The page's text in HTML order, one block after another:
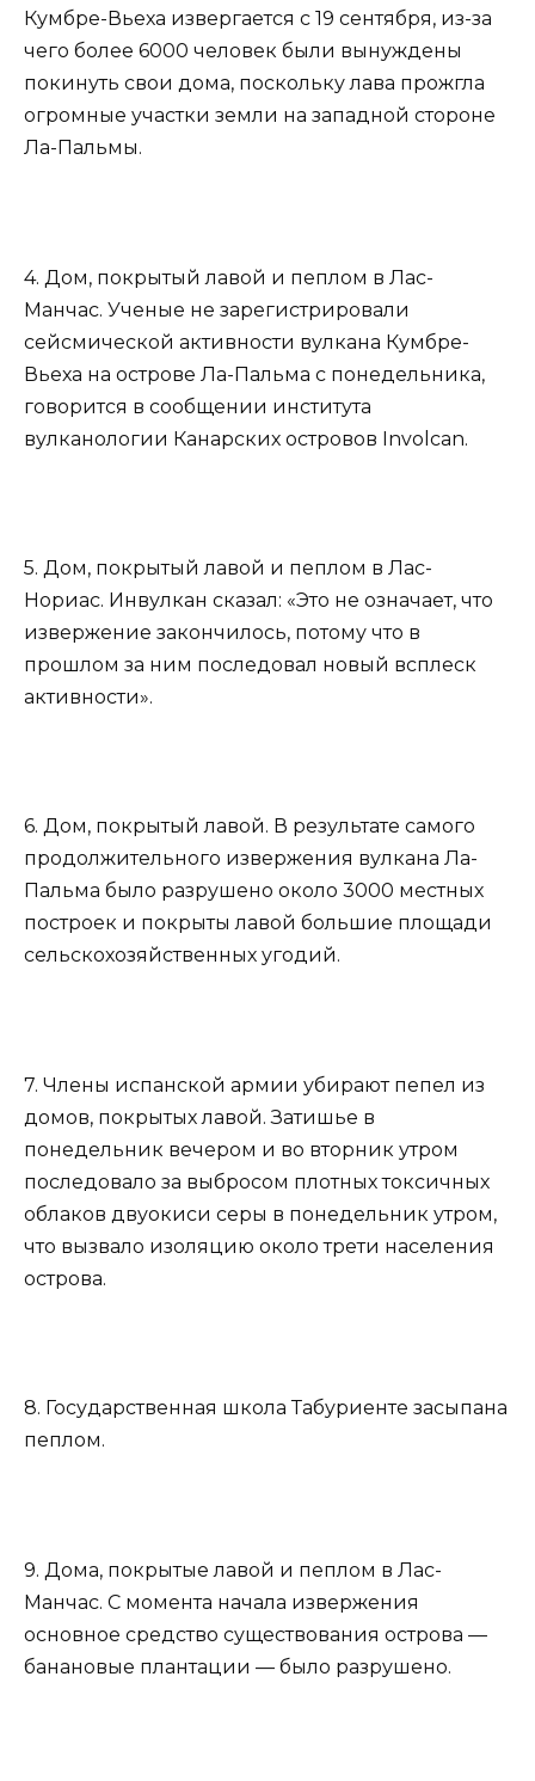
Кумбре-Вьеха извергается с 19 сентября, из-за
чего более 6000 человек были вынуждены
покинуть свои дома, поскольку лава прожгла
огромные участки земли на западной стороне
Ла-Пальмы.
4. Дом, покрытый лавой и пеплом в Лас-
Манчас. Ученые не зарегистрировали
сейсмической активности вулкана Кумбре-
Вьеха на острове Ла-Пальма с понедельника,
говорится в сообщении института
вулканологии Канарских островов Involcan.
5. Дом, покрытый лавой и пеплом в Лас-
Нориас. Инвулкан сказал: «Это не означает, что
извержение закончилось, потому что в
прошлом за ним последовал новый всплеск
активности».
6. Дом, покрытый лавой. В результате самого
продолжительного извержения вулкана Ла-
Пальма было разрушено около 3000 местных
построек и покрыты лавой большие площади
сельскохозяйственных угодий.
7. Члены испанской армии убирают пепел из
домов, покрытых лавой. Затишье в
понедельник вечером и во вторник утром
последовало за выбросом плотных токсичных
облаков двуокиси серы в понедельник утром,
что вызвало изоляцию около трети населения
острова.
8. Государственная школа Табуриенте засыпана
пеплом.
9. Дома, покрытые лавой и пеплом в Лас-
Манчас. С момента начала извержения
основное средство существования острова —
банановые плантации — было разрушено.